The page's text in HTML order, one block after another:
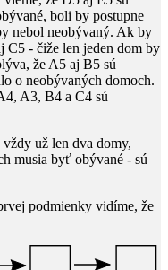
boli by postupne
nebol neobývaný. Ak by
C5 - čiže len jeden dom by
že A5 aj B5 sú
o neobývaných domoch.
A3, B4 a C4 sú
už len dva domy,
musia byť obývané - sú
podmienky vidíme, že